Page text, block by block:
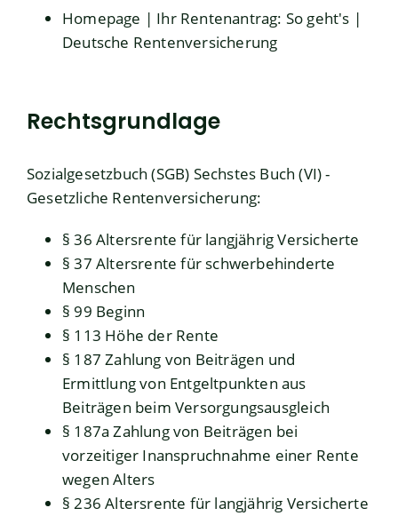
Homepage | Ihr Rentenantrag: So geht's |
Deutsche Rentenversicherung
Rechtsgrundlage
Sozialgesetzbuch (SGB) Sechstes Buch (VI) -
Gesetzliche Rentenversicherung:
§ 36 Altersrente für langjährig Versicherte
§ 37 Altersrente für schwerbehinderte
Menschen
§ 99 Beginn
§ 113 Höhe der Rente
§ 187 Zahlung von Beiträgen und
Ermittlung von Entgeltpunkten aus
Beiträgen beim Versorgungsausgleich
§ 187a Zahlung von Beiträgen bei
vorzeitiger Inanspruchnahme einer Rente
wegen Alters
§ 236 Altersrente für langjährig Versicherte